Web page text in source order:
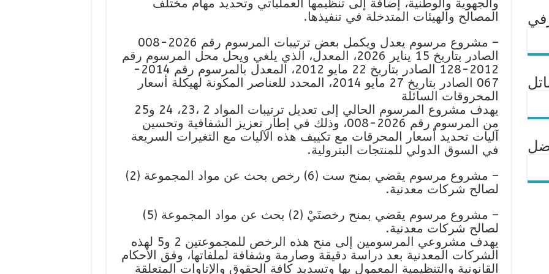
والجهوية والوطنية، إضافة إلى تنظيمها العملياتي وتحديد مهام مختلف
المصالح والهيئات المتدخلة في تنفيذها.
– مشروع مرسوم يعدل ويكمل بعض ترتيبات المرسوم رقم 2026-008
الصادر بتاريخ 15 يناير 2026، المعدل، الذي يلغي ويحل محل المرسوم رقم
2012-128 الصادر بتاريخ 22 مايو 2012، المعدل بالمرسوم رقم 2014-
067 الصادر بتاريخ 27 مايو 2014، المحدد للعناصر المكونة لهيكلة أسعار
المحروقات السائلة
يهدف مشروع المرسوم الحالي إلى تعديل ترتيبات المواد 2 ،23، 24 و25
من المرسوم رقم 2026-008، وذلك في إطار تعزيز الشفافية وتحسين
آليات تحديد أسعار المحرقات مع تكييف هذه الآليات مع التغيرات السريعة
في السوق الدولي للمنتجات البترولية.
– مشروع مرسوم يقضي بمنح ست (6) رخص بحث عن مواد المجموعة (2)
لصالح شركات معدنية.
– مشروع مرسوم يقضي بمنح رخصتَيْ (2) بحث عن مواد المجموعة (5)
لصالح شركات معدنية.
يهدف مشروعي المرسومين إلى منح هذه الرخص للمجموعتين 2 و5 لهذه
الشركات المعدنية بعد دراسة دقيقة وصارمة وشفافة لملفاتها، وفق الأحكام
القانونية والتنظيمية المعمول بها وتسديد كافة الحقوق والإتاوات المتعلقة